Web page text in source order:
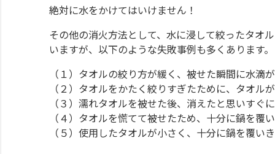
絶対に水をかけてはいけません！
その他の消火方法として、水に浸して絞ったタオ
いますが、以下のような失敗事例も多くあります。
（１）タオルの絞り方が緩く、被せた瞬間に水
（２）タオルをかたく絞りすぎたために、タオ
（３）濡れタオルを被せた後、消えたと思いす
（４）タオルを慌てて被せたため、十分に鍋を
（５）使用したタオルが小さく、十分に鍋を覆